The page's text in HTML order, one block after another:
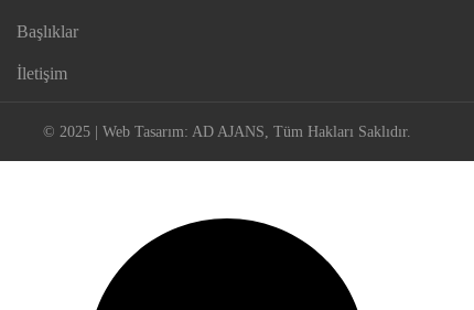
Başlıklar
İletişim
© 2025 | Web Tasarım: AD AJANS, Tüm Hakları Saklıdır.